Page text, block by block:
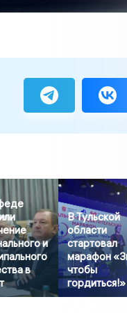
и
в
В Тульской
области
стартовал
марафон
чтобы
гордиться!»